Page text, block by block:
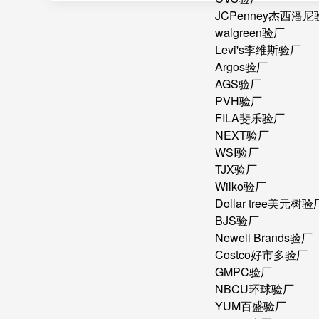
JCPenney杰西潘尼
walgreen验厂
Levi's李维斯验厂
Argos验厂
AGS验厂
PVH验厂
FILA斐乐验厂
NEXT验厂
WSI验厂
TJX验厂
Wilko验厂
Dollar tree美元树验
BJS验厂
Newell Brands验厂
Costco好市多验厂
GMPC验厂
NBCU环球验厂
YUM百盛验厂